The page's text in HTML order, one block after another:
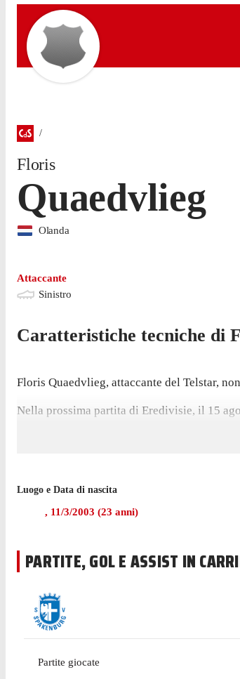
Floris
Quaedvlieg
Olanda
Attaccante
Sinistro
Caratteristiche tecniche di
Floris Quaedvlieg, attaccante del Telstar,
Nella prossima partita di Eredivisie, il 15
Quaedvlieg è passato a giocare con
Luogo e Data di nascita
, 11/3/2003 (23 anni)
PARTITE, GOL E ASSIST IN
Partite giocate